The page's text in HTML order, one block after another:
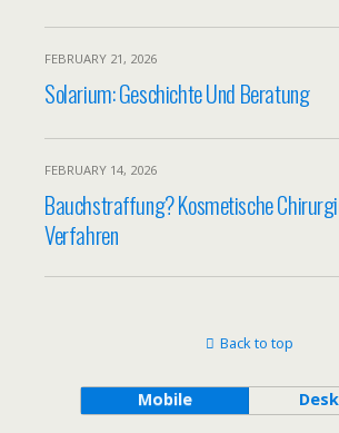
FEBRUARY 21, 2026
Solarium: Geschichte Und Beratung
FEBRUARY 14, 2026
Bauchstraffung? Kosmetische
Verfahren
Back to top
Mobile